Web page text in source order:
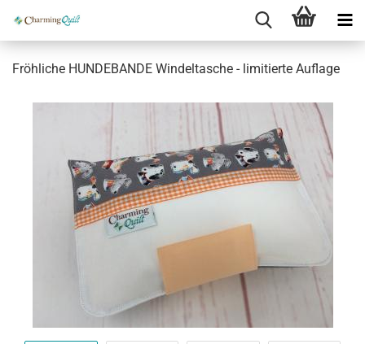
Fröhliche HUNDEBANDE Windeltasche - limitierte Auflage